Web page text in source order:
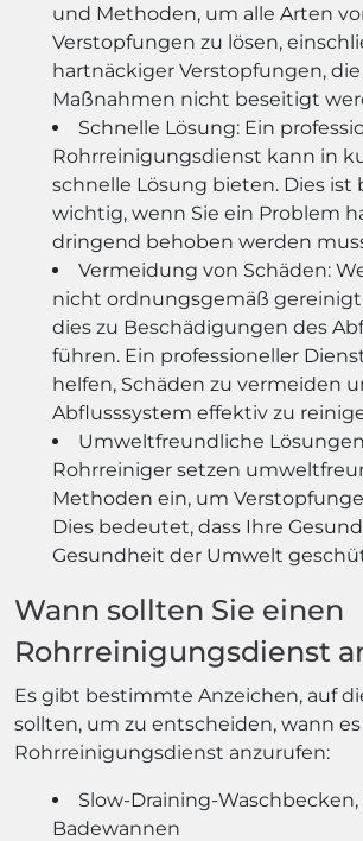
und Methoden, um alle Arten
Verstopfungen zu lösen,
hartnäckiger Verstopfungen,
Maßnahmen nicht beseitigt
Schnelle Lösung: Ein
Rohrreinigungsdienst kann in
schnelle Lösung bieten. Dies ist
wichtig, wenn Sie ein Problem
dringend behoben werden
Vermeidung von Schäden:
nicht ordnungsgemäß
dies zu Beschädigungen des
führen. Ein professioneller
helfen, Schäden zu vermeiden
Abflusssystem effektiv zu
Umweltfreundliche
Rohrreiniger setzen
Methoden ein, um
Dies bedeutet, dass Ihre
Gesundheit der Umwelt
Wann sollten Sie einen
Rohrreinigungsdienst
Es gibt bestimmte Anzeichen, auf
sollten, um zu entscheiden, wann
Rohrreinigungsdienst anzurufen:
Slow-Draining-
Badewannen